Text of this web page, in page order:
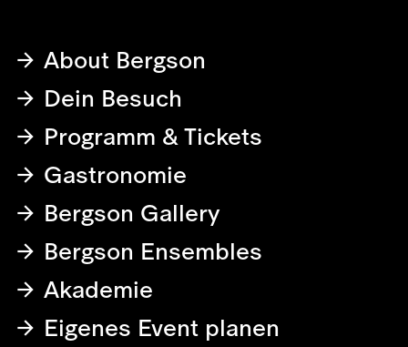
About Bergson
Dein Besuch
Programm & Tickets
Gastronomie
Bergson Gallery
Bergson Ensembles
Akademie
Eigenes Event planen